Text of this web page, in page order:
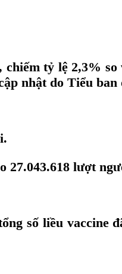
tỷ lệ 2,3%
nhật do Tiểu
27.043.618 lượt
số liều vaccine